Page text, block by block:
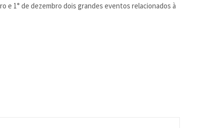
e 1° de dezembro dois grandes eventos relacionados à